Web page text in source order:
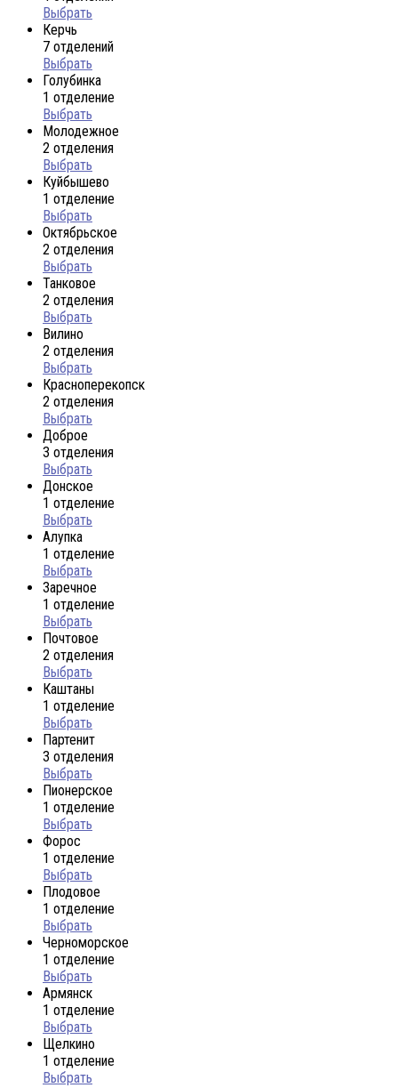
Выбрать
Керчь
7 отделений
Выбрать
Голубинка
1 отделение
Выбрать
Молодежное
2 отделения
Выбрать
Куйбышево
1 отделение
Выбрать
Октябрьское
2 отделения
Выбрать
Танковое
2 отделения
Выбрать
Вилино
2 отделения
Выбрать
Красноперекопск
2 отделения
Выбрать
Доброе
3 отделения
Выбрать
Донское
1 отделение
Выбрать
Алупка
1 отделение
Выбрать
Заречное
1 отделение
Выбрать
Почтовое
2 отделения
Выбрать
Каштаны
1 отделение
Выбрать
Партенит
3 отделения
Выбрать
Пионерское
1 отделение
Выбрать
Форос
1 отделение
Выбрать
Плодовое
1 отделение
Выбрать
Черноморское
1 отделение
Выбрать
Армянск
1 отделение
Выбрать
Щелкино
1 отделение
Выбрать